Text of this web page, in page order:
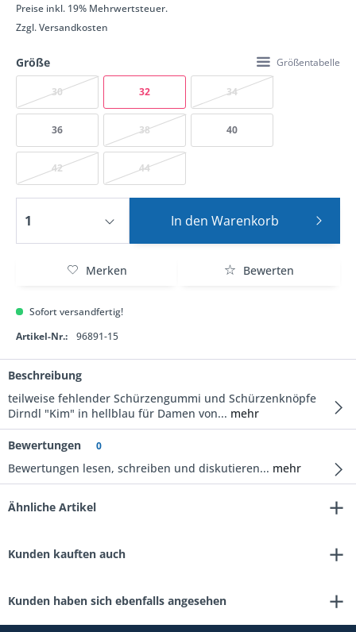
Preise inkl. 19% Mehrwertsteuer.
Zzgl.Versandkosten
Größe Größentabelle
30 32 34
36 38 40
42 44
In den Warenkorb
Merken Bewerten
Sofort versandfertig!
Artikel-Nr.:
96891-15
Beschreibung
teilweise fehlender Schürzengummi und Schürzenknöpfe
Dirndl "Kim" in hellblau für Damen von... mehr
Bewertungen 0
Bewertungen lesen, schreiben und diskutieren... mehr
Ähnliche Artikel
Kunden kauften auch
Kunden haben sich ebenfalls angesehen